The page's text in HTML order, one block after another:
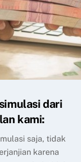
dari
kami:
saja, tidak
karena